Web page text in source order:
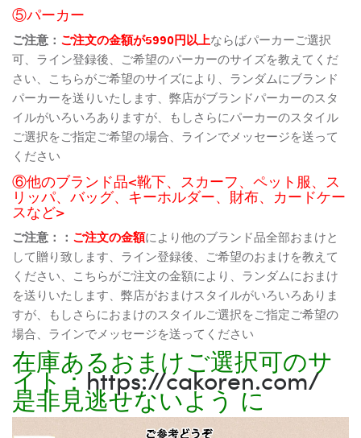
⑤パーカー
ご注意： ご注文の金額が5990円以上ならばパーカーご選択
可、ライン登録後、ご希望のパーカーのサイズを教えてくだ
さい、こちらがご希望のサイズにより、ランダムにブランド
パーカーを送りいたします、弊店がブランドパーカーのスタ
イルがいろいろありますが、もしさらにパーカーのスタイル
ご選択をご指定ご希望の場合、ラインでメッセージを送って
ください
⑥他のブランド品<靴下、スカーフ、ペット服、ス
リッパ、バッグ、キーホルダー、財布、カードケー
スなど>
ご注意：： ご注文の金額により他のブランド品全部おまけと
して贈り致します、ライン登録後、ご希望のおまけを教えて
ください、こちらがご注文の金額により、ランダムにおまけ
を送りいたします、弊店がおまけスタイルがいろいろありま
すが、もしさらにおまけのスタイルご選択をご指定ご希望の
場合、ラインでメッセージを送ってください
在庫あるおまけご選択可のサ
イト：https://cakoren.com/
是非見逃せないよう に